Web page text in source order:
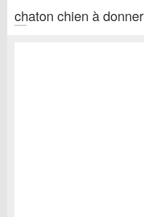
chaton chien à donner